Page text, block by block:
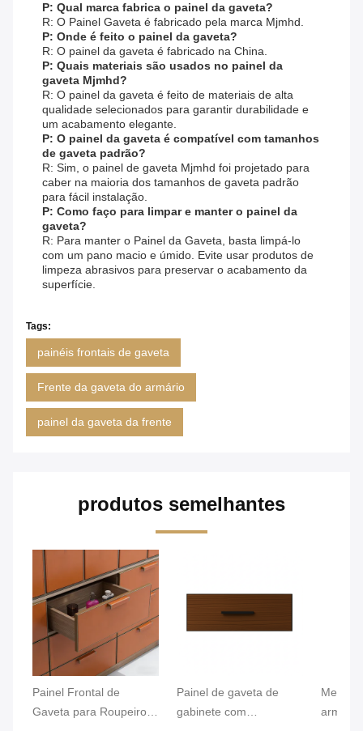
P: Qual marca fabrica o painel da gaveta?
R: O Painel Gaveta é fabricado pela marca Mjmhd.
P: Onde é feito o painel da gaveta?
R: O painel da gaveta é fabricado na China.
P: Quais materiais são usados ​​no painel da
gaveta Mjmhd?
R: O painel da gaveta é feito de materiais de alta
qualidade selecionados para garantir durabilidade e
um acabamento elegante.
P: O painel da gaveta é compatível com tamanhos
de gaveta padrão?
R: Sim, o painel de gaveta Mjmhd foi projetado para
caber na maioria dos tamanhos de gaveta padrão
para fácil instalação.
P: Como faço para limpar e manter o painel da
gaveta?
R: Para manter o Painel da Gaveta, basta limpá-lo
com um pano macio e úmido. Evite usar produtos de
limpeza abrasivos para preservar o acabamento da
superfície.
Tags:
painéis frontais de gaveta
Frente da gaveta do armário
painel da gaveta da frente
produtos semelhantes
Painel Frontal de
Gaveta para Roupeiros,
Painel de gaveta de
gabinete com